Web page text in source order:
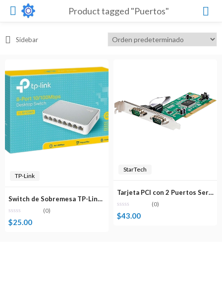
Product tagged "Puertos"
Sidebar
TP-Link
Switch de Sobremesa TP-Link Con 8 Puertos a 10/100Mbps TL-SF1008D
(0)
$25.00
StarTech
Tarjeta PCI con 2 Puertos Serie RS232 con UART 16550 StarTech
(0)
$43.00